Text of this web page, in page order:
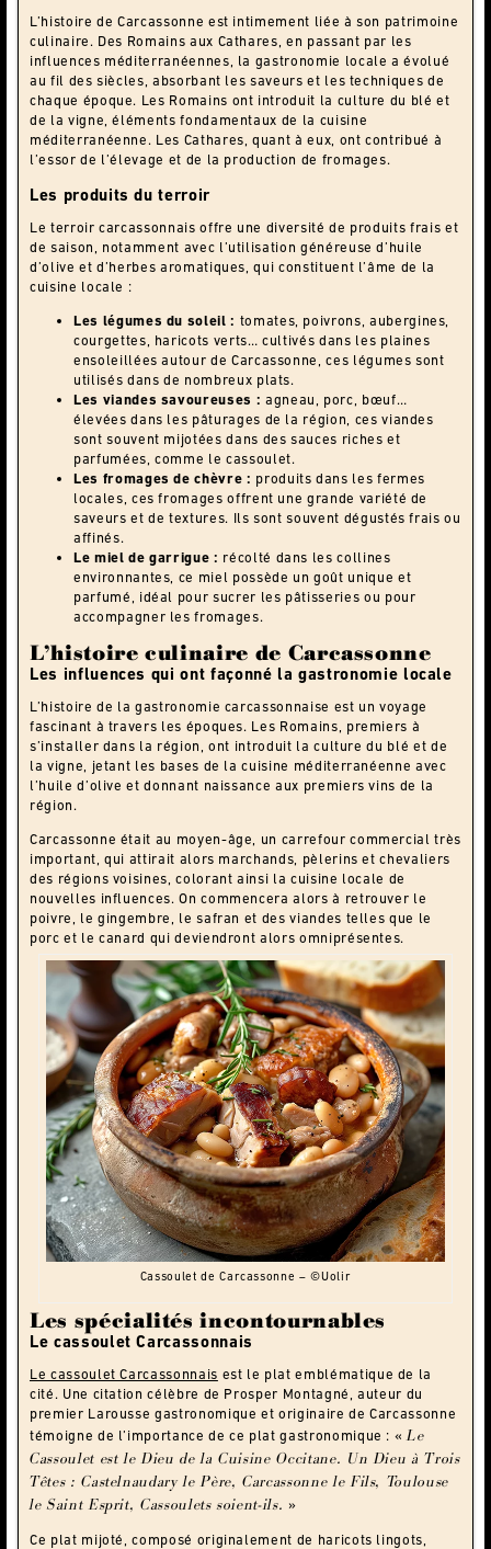
L’histoire de Carcassonne est intimement liée à son patrimoine
culinaire. Des Romains aux Cathares, en passant par les
influences méditerranéennes, la gastronomie locale a évolué
au fil des siècles, absorbant les saveurs et les techniques de
chaque époque. Les Romains ont introduit la culture du blé et
de la vigne, éléments fondamentaux de la cuisine
méditerranéenne. Les Cathares, quant à eux, ont contribué à
l’essor de l’élevage et de la production de fromages.
Les produits du terroir
Le terroir carcassonnais offre une diversité de produits frais et
de saison, notamment avec l’utilisation généreuse d’huile
d’olive et d’herbes aromatiques, qui constituent l’âme de la
cuisine locale :
Les légumes du soleil : tomates, poivrons, aubergines,
courgettes, haricots verts… cultivés dans les plaines
ensoleillées autour de Carcassonne, ces légumes sont
utilisés dans de nombreux plats.
Les viandes savoureuses : agneau, porc, bœuf…
élevées dans les pâturages de la région, ces viandes
sont souvent mijotées dans des sauces riches et
parfumées, comme le cassoulet.
Les fromages de chèvre : produits dans les fermes
locales, ces fromages offrent une grande variété de
saveurs et de textures. Ils sont souvent dégustés frais ou
affinés.
Le miel de garrigue : récolté dans les collines
environnantes, ce miel possède un goût unique et
parfumé, idéal pour sucrer les pâtisseries ou pour
accompagner les fromages.
L’histoire culinaire de Carcassonne
Les influences qui ont façonné la gastronomie locale
L’histoire de la gastronomie carcassonnaise est un voyage
fascinant à travers les époques. Les Romains, premiers à
s’installer dans la région, ont introduit la culture du blé et de
la vigne, jetant les bases de la cuisine méditerranéenne avec
l’huile d’olive et donnant naissance aux premiers vins de la
région.
Carcassonne était au moyen-âge, un carrefour commercial très
important, qui attirait alors marchands, pèlerins et chevaliers
des régions voisines, colorant ainsi la cuisine locale de
nouvelles influences. On commencera alors à retrouver le
poivre, le gingembre, le safran et des viandes telles que le
porc et le canard qui deviendront alors omniprésentes.
Cassoulet de Carcassonne – ©Uolir
Les spécialités incontournables
Le cassoulet Carcassonnais
Le cassoulet Carcassonnais est le plat emblématique de la
cité. Une citation célèbre de Prosper Montagné, auteur du
premier Larousse gastronomique et originaire de Carcassonne
témoigne de l’importance de ce plat gastronomique : « Le
Cassoulet est le Dieu de la Cuisine Occitane. Un Dieu à Trois
Têtes : Castelnaudary le Père, Carcassonne le Fils, Toulouse
le Saint Esprit, Cassoulets soient-ils. »
Ce plat mijoté, composé originalement de haricots lingots,